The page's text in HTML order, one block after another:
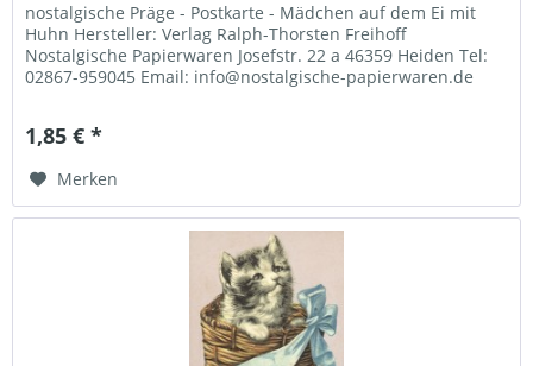
nostalgische Präge - Postkarte - Mädchen auf dem Ei mit
Huhn Hersteller: Verlag Ralph-Thorsten Freihoff
Nostalgische Papierwaren Josefstr. 22 a 46359 Heiden Tel:
02867-959045 Email: info@nostalgische-papierwaren.de
1,85 € *
Merken